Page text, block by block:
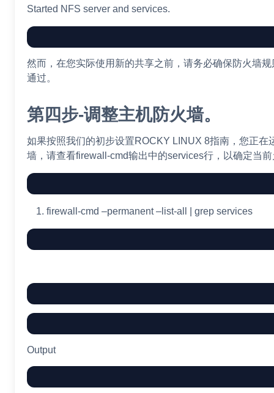
Started NFS server and services.
然而，在您实际使用新的共享之前，请务必确保防火墙
通过。
第四步-调整主机防火墙。
如果按照我们的初步设置ROCKY LINUX 8指南，您正在
墙，请查看firewall-cmd输出中的services行，以确定当
firewall-cmd –permanent–list-all grep services
Output